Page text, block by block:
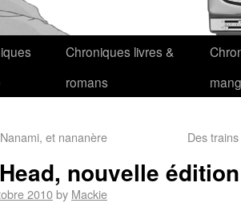
Chroniques livres &
romans
et nananère Des
nouvelle édition
2010by Mackie